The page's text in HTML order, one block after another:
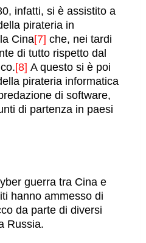
infatti, si è assistito a
pirateria in
Cina[7] che, nei tardi
di tutto rispetto dal
[8] A questo si è poi
pirateria informatica
di software,
di partenza in paesi
guerra tra Cina e
hanno ammesso di
da parte di diversi
Russia.